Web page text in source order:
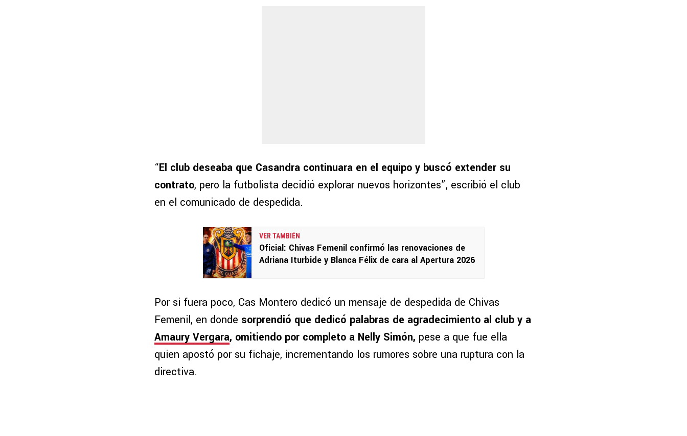
“El club deseaba que Casandra continuara en el equipo y buscó extender su
contrato, pero la futbolista decidió explorar nuevos horizontes”, escribió el club
en el comunicado de despedida.
VER TAMBIÉN
Oficial: Chivas Femenil confirmó las renovaciones de
Adriana Iturbide y Blanca Félix de cara al Apertura 2026
Por si fuera poco, Cas Montero dedicó un mensaje de despedida de Chivas
Femenil, en donde sorprendió que dedicó palabras de agradecimiento al club y a
Amaury Vergara, omitiendo por completo a Nelly Simón, pese a que fue ella
quien apostó por su fichaje, incrementando los rumores sobre una ruptura con la
directiva.